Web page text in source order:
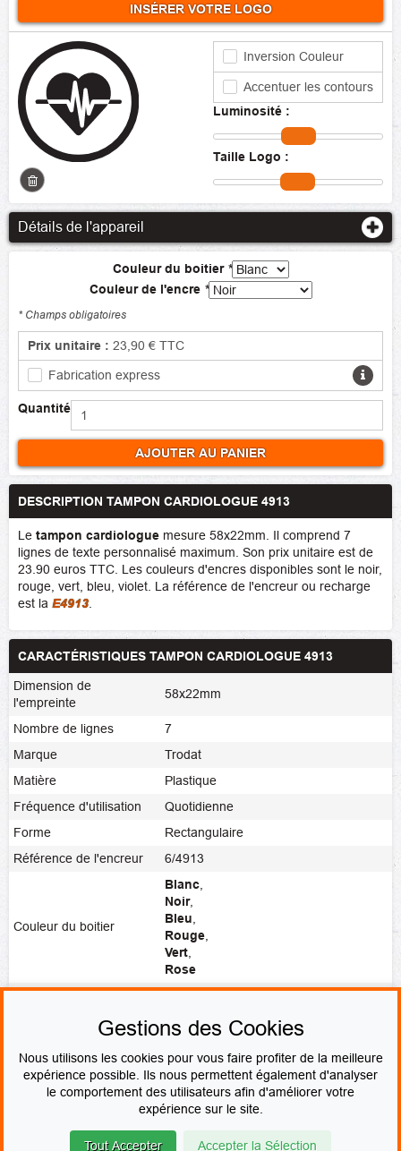
INSÉRER VOTRE LOGO
Inversion Couleur
Accentuer les contours
Luminosité :
Taille Logo :
Détails de l'appareil
Couleur du boitier *
Couleur de l'encre *
* Champs obligatoires
Prix unitaire : 23,90 € TTC
Fabrication express
Quantité
AJOUTER AU PANIER
DESCRIPTION TAMPON CARDIOLOGUE 4913
Le tampon cardiologue mesure 58x22mm. Il comprend 7
lignes de texte personnalisé maximum. Son prix unitaire est de
23.90 euros TTC. Les couleurs d'encres disponibles sont le noir,
rouge, vert, bleu, violet. La référence de l'encreur ou recharge
est la E4913
CARACTÉRISTIQUES TAMPON CARDIOLOGUE 4913
Dimension de
l'empreinte
58x22mm
Nombre de lignes
7
Marque
Trodat
Matière
Plastique
Fréquence d'utilisation
Quotidienne
Forme
Rectangulaire
Référence de l'encreur
6/4913
Couleur du boitier
Blanc
Noir,
Bleu
Rouge
Vert
Rose
Noir,Rouge,Bleu,Vert,Violet,
Fabrication express
PAIEMENT SÉCURISÉ
Gestions des Cookies
Nous utilisons les cookies pour vous faire profiter de la meilleure
expérience possible. Ils nous permettent également d'analyser
le comportement des utilisateurs afin d'améliorer votre
expérience sur le site.
Tout Accepter Accepter la Sélection